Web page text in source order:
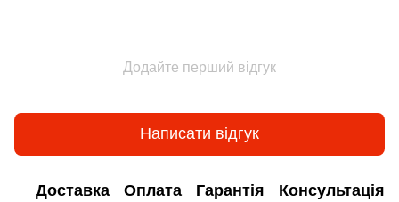
Додайте перший відгук
Написати відгук
Доставка Оплата Гарантія Консультація